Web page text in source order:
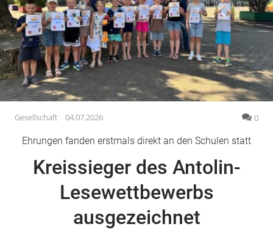
Gesundheit
Kultur
Lifestyle
Wirtschaft
Vogelsberg
Alsfeld
Romrod
Homberg
Ohm
Schotten
Gesellschaft 04.07.2026 0
Ehrungen fanden erstmals direkt an den Schulen statt
Kreissieger des Antolin-
Lesewettbewerbs
ausgezeichnet